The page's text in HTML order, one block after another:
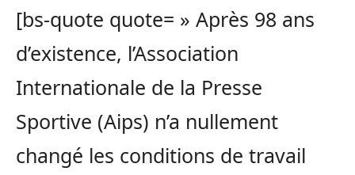
[bs-quote quote= » Après 98 ans
d’existence, l’Association
Internationale de la Presse
Sportive (Aips) n’a nullement
changé les conditions de travail